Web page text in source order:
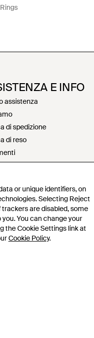
or unique identifiers, on
Selecting Reject
are disabled, some
You can change your
the Cookie Settings link at
Cookie Policy.
Rings
E INFO
assistenza
di spedizione
di reso
di rimborso
d'uso
sulla privacy e sull'uso
intellettuale